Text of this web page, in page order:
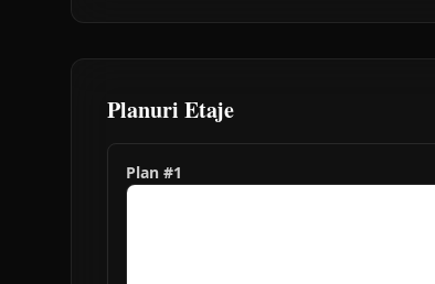
Planuri Etaje
Plan #1